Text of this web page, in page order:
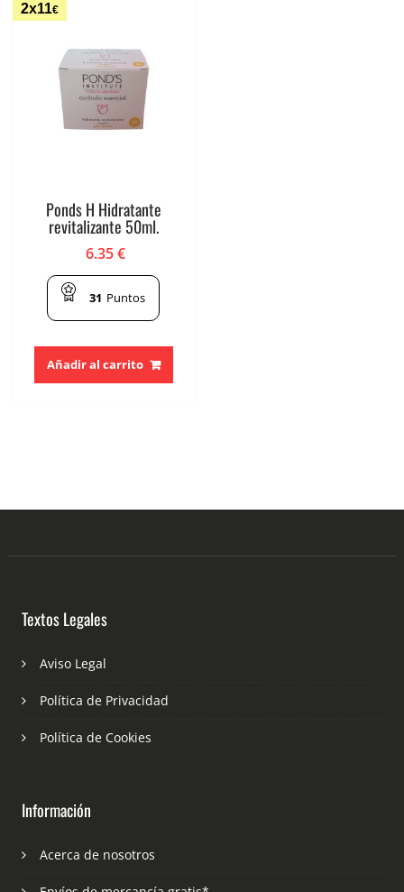
2x11€
Ponds H Hidratante
revitalizante 50ml.
6.35€
31 Puntos
Añadir al carrito
Textos Legales
Aviso Legal
Política de Privacidad
Política de Cookies
Información
Acerca de nosotros